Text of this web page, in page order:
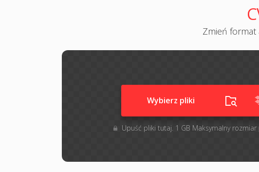
Zmień format
Wybierz pliki
Upuść pliki tutaj. 1 GB Maksymalny rozmiar